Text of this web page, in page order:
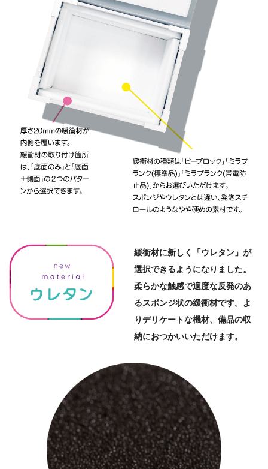
緩衝材に新しく「ウレタン」が
選択できるようになりました。
柔らかな触感で適度な反発のあ
るスポンジ状の緩衝材です。よ
りデリケートな機材、備品の収
納におつかいいただけます。